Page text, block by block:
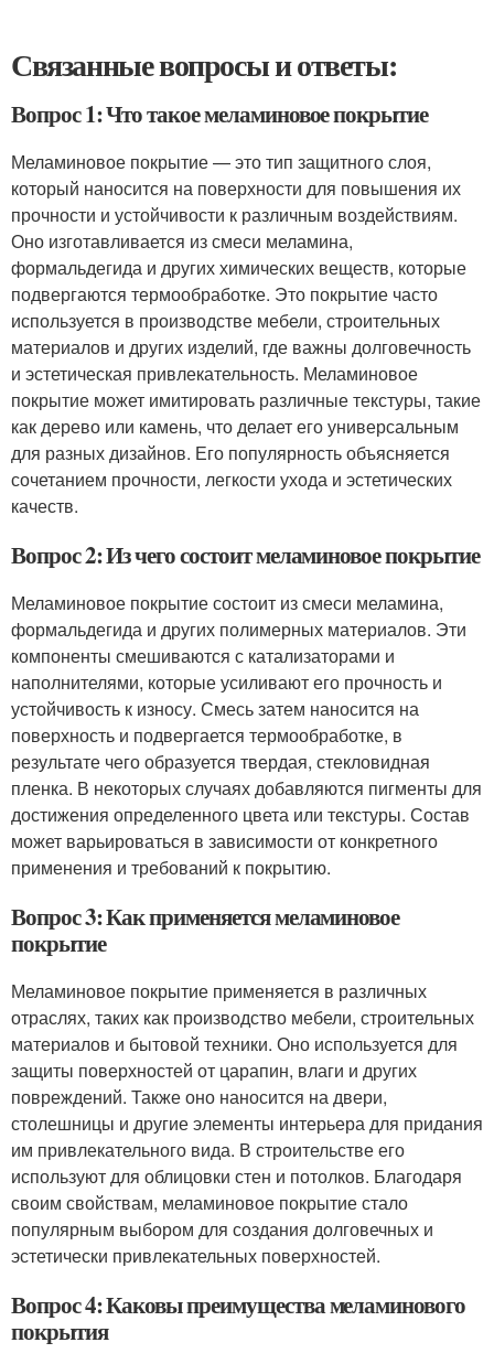
Связанные вопросы и ответы:
Вопрос 1: Что такое меламиновое покрытие
Меламиновое покрытие — это тип защитного слоя,
который наносится на поверхности для повышения их
прочности и устойчивости к различным воздействиям.
Оно изготавливается из смеси меламина,
формальдегида и других химических веществ, которые
подвергаются термообработке. Это покрытие часто
используется в производстве мебели, строительных
материалов и других изделий, где важны долговечность
и эстетическая привлекательность. Меламиновое
покрытие может имитировать различные текстуры, такие
как дерево или камень, что делает его универсальным
для разных дизайнов. Его популярность объясняется
сочетанием прочности, легкости ухода и эстетических
качеств.
Вопрос 2: Из чего состоит меламиновое покрытие
Меламиновое покрытие состоит из смеси меламина,
формальдегида и других полимерных материалов. Эти
компоненты смешиваются с катализаторами и
наполнителями, которые усиливают его прочность и
устойчивость к износу. Смесь затем наносится на
поверхность и подвергается термообработке, в
результате чего образуется твердая, стекловидная
пленка. В некоторых случаях добавляются пигменты для
достижения определенного цвета или текстуры. Состав
может варьироваться в зависимости от конкретного
применения и требований к покрытию.
Вопрос 3: Как применяется меламиновое
покрытие
Меламиновое покрытие применяется в различных
отраслях, таких как производство мебели, строительных
материалов и бытовой техники. Оно используется для
защиты поверхностей от царапин, влаги и других
повреждений. Также оно наносится на двери,
столешницы и другие элементы интерьера для придания
им привлекательного вида. В строительстве его
используют для облицовки стен и потолков. Благодаря
своим свойствам, меламиновое покрытие стало
популярным выбором для создания долговечных и
эстетически привлекательных поверхностей.
Вопрос 4: Каковы преимущества меламинового
покрытия